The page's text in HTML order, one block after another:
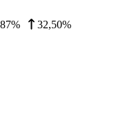
% 32,50%